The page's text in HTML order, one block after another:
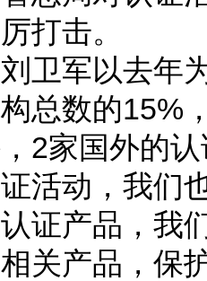
打击。
军以去年为
总数的15%
2家国外的
活动，我们
证产品，我
关产品，保